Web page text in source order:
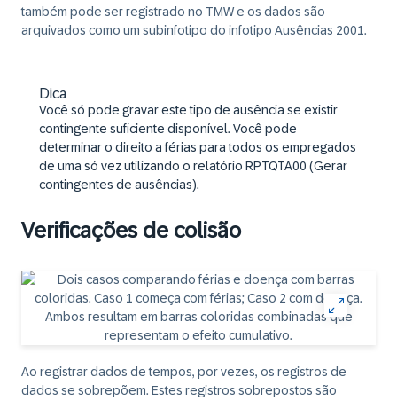
também pode ser registrado no TMW e os dados são
arquivados como um subinfotipo do infotipo Ausências 2001.
Dica
Você só pode gravar este tipo de ausência se existir
contingente suficiente disponível. Você pode
determinar o direito a férias para todos os empregados
de uma só vez utilizando o relatório RPTQTA00 (Gerar
contingentes de ausências).
Verificações de colisão
Ao registrar dados de tempos, por vezes, os registros de
dados se sobrepõem. Estes registros sobrepostos são